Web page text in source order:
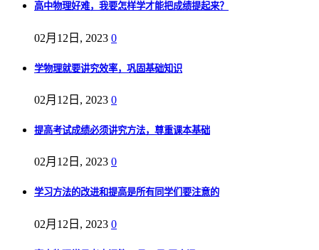
高中物理好难，我要怎样学才能把成绩提起来？
02月12日, 2023 0
学物理就要讲究效率，巩固基础知识
02月12日, 2023 0
提高考试成绩必须讲究方法，尊重课本基础
02月12日, 2023 0
学习方法的改进和提高是所有同学们要注意的
02月12日, 2023 0